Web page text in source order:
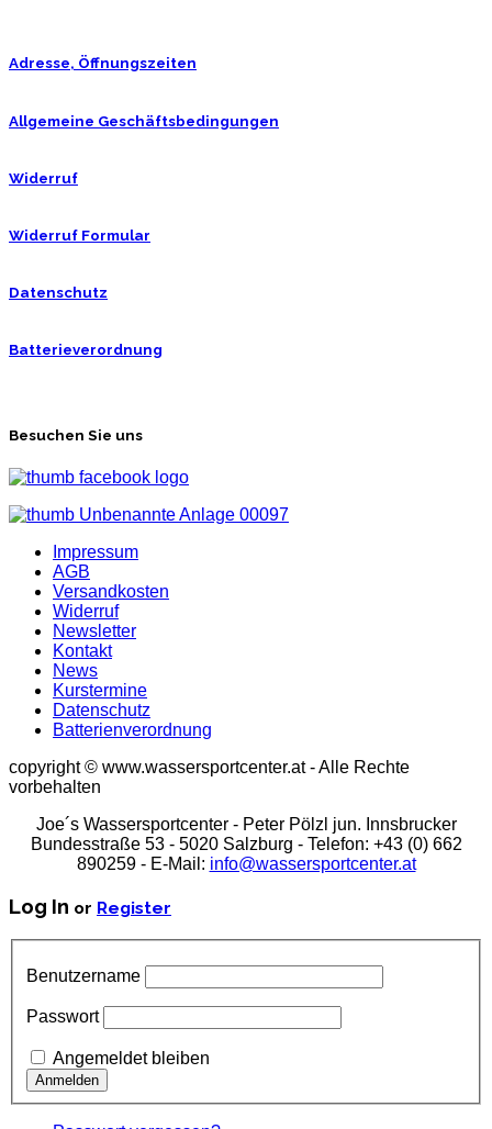
Adresse, Öffnungszeiten
Allgemeine Geschäftsbedingungen
Widerruf
Widerruf Formular
Datenschutz
Batterieverordnung
Besuchen Sie uns
Impressum
AGB
Versandkosten
Widerruf
Newsletter
Kontakt
News
Kurstermine
Datenschutz
Batterienverordnung
copyright © www.wassersportcenter.at - Alle Rechte
vorbehalten
Joe´s Wassersportcenter - Peter Pölzl jun. Innsbrucker
Bundesstraße 53 - 5020 Salzburg - Telefon: +43 (0) 662
890259 - E-Mail: info@wassersportcenter.at
Log In or Register
Benutzername
Passwort
Angemeldet bleiben